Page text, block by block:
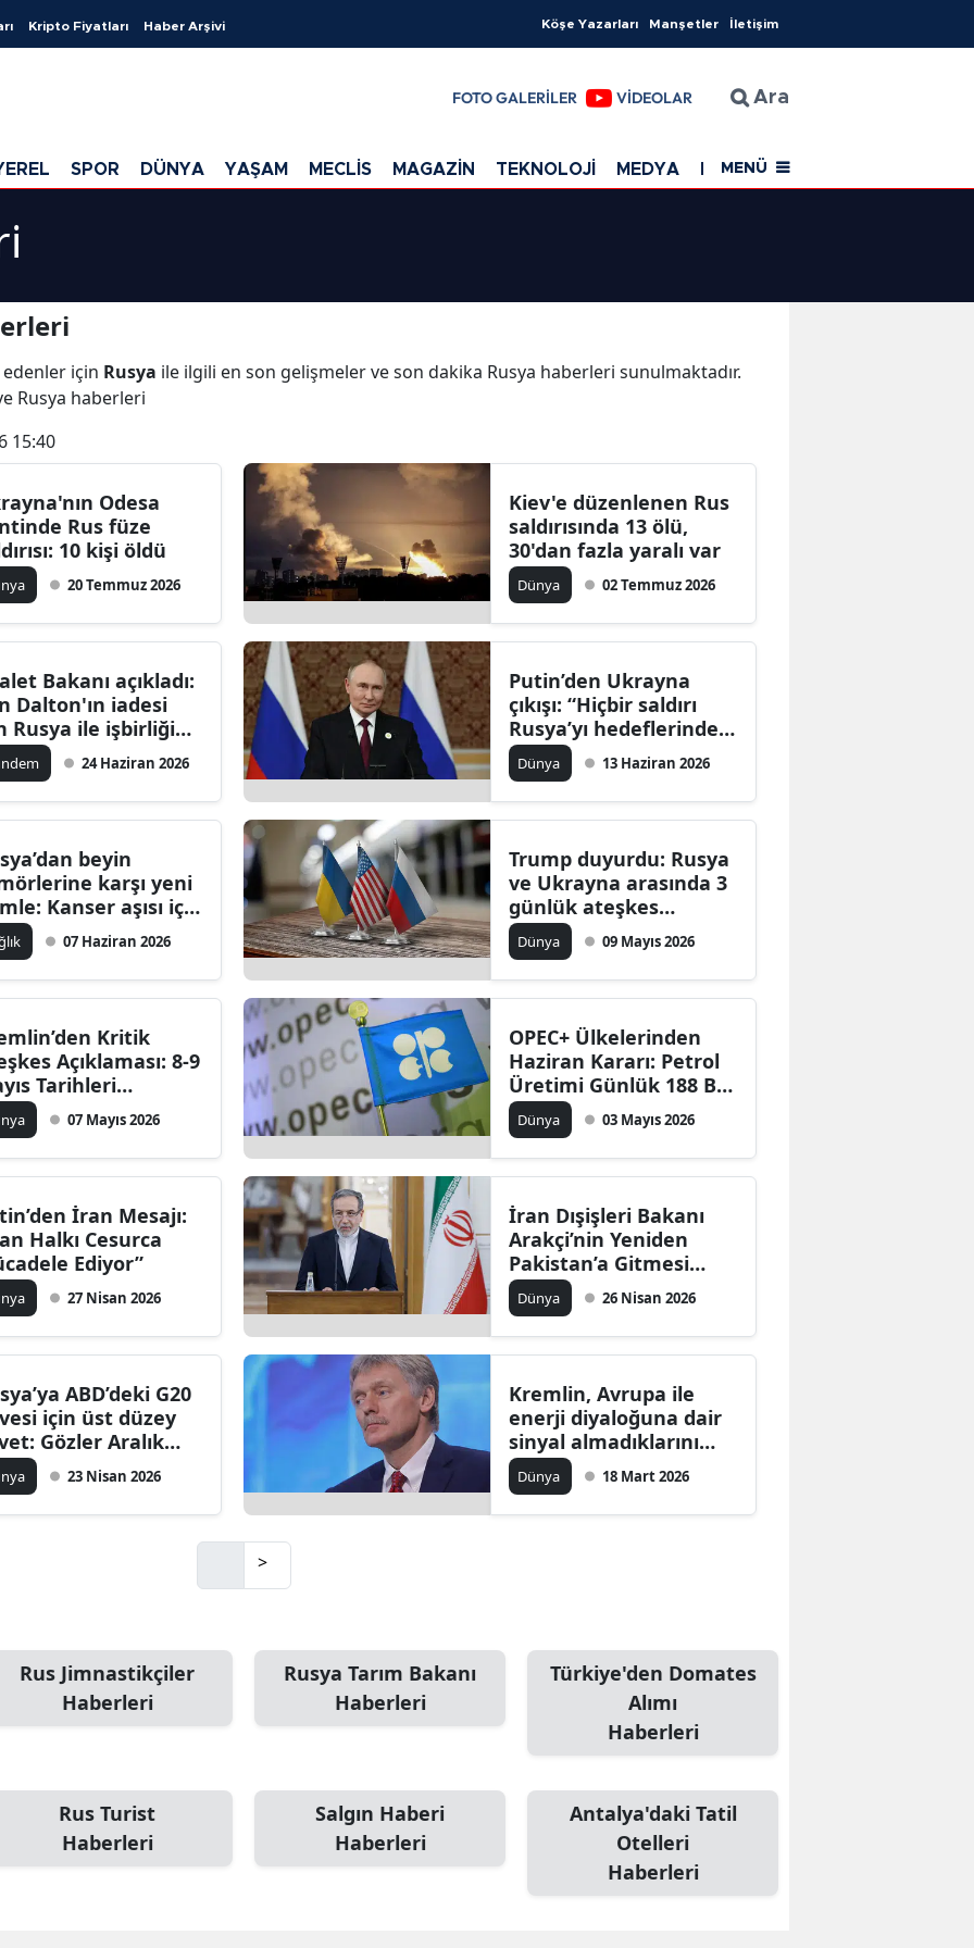
Kripto Fiyatları Haber Arşivi Köşe Yazarları Manşetler İletişim
FOTO GALERİLER VİDEOLAR Ara
SPOR DÜNYA YAŞAM MECLİS MAGAZİN TEKNOLOJİ MEDYA EĞİTİM SAĞLIK
MENÜ
için Rusya ile ilgili en son gelişmeler ve son dakika Rusya haberleri sunulmaktadır.
Rusya haberleri
15:40
Odesa
Rus füze
10 kişi öldü
20 Temmuz 2026
Kiev'e düzenlenen Rus
saldırısında 13 ölü,
30'dan fazla yaralı var
Dünya 02 Temmuz 2026
Bakanı açıkladı:
Dalton'ın iadesi
Rusya ile işbirliği
imzaladı
24 Haziran 2026
Putin’den Ukrayna
çıkışı: “Hiçbir saldırı
Rusya’yı hedeflerinden
uzaklaştırmayacak”
Dünya 13 Haziran 2026
beyin
karşı yeni
Kanser aşısı için
ile ortak çalışma
07 Haziran 2026
Trump duyurdu: Rusya
ve Ukrayna arasında 3
günlük ateşkes
anlaşması
Dünya 09 Mayıs 2026
Kritik
Açıklaması: 8-9
Tarihleri
07 Mayıs 2026
OPEC+ Ülkelerinden
Haziran Kararı: Petrol
Üretimi Günlük 188 Bin
Varil Artacak
Dünya 03 Mayıs 2026
İran Mesajı:
Halkı Cesurca
Ediyor”
27 Nisan 2026
İran Dışişleri Bakanı
Arakçi’nin Yeniden
Pakistan’a Gitmesi
Bekleniyor
Dünya 26 Nisan 2026
ABD’deki G20
için üst düzey
Gözler Aralık
Miami
23 Nisan 2026
Kremlin, Avrupa ile
enerji diyaloğuna dair
sinyal almadıklarını
açıkladı
Dünya 18 Mart 2026
>
Rus Jimnastikçiler
Haberleri
Rusya Tarım Bakanı
Haberleri
Türkiye'den Domates
Alımı
Haberleri
Rus Turist
Haberleri
Salgın Haberi
Haberleri
Antalya'daki Tatil
Otelleri
Haberleri